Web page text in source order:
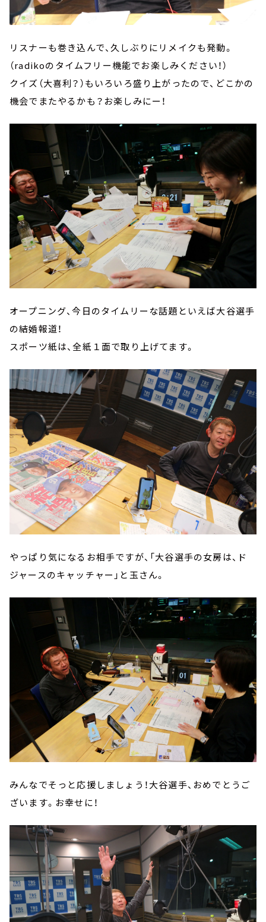
リスナーも巻き込んで、久しぶりにリメイクも発動。
（radikoのタイムフリー機能でお楽しみください！）
クイズ（大喜利？）もいろいろ盛り上がったので、どこかの
機会でまたやるかも？お楽しみにー！
オープニング、今日のタイムリーな話題といえば大谷選手
の結婚報道！
スポーツ紙は、全紙１面で取り上げてます。
やっぱり気になるお相手ですが、「大谷選手の女房は、ド
ジャースのキャッチャー」と玉さん。
みんなでそっと応援しましょう！大谷選手、おめでとうご
ざいます。お幸せに！